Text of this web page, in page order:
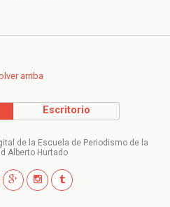
arriba
Escritorio
de la Escuela de Periodismo de la
Alberto Hurtado